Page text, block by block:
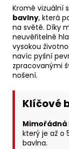
Kromě vizuální
bavlny, která
na světě. Díky
neuvěřitelně
vysokou
navíc pyšní
zpracovanými
nošení.
Klíčové
Mimořádná
který je až o
bavlna.